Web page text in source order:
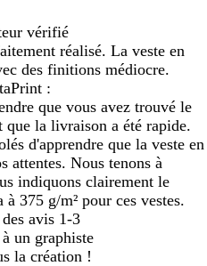
vérifié
réalisé. La veste en
des finitions médiocre.
:
que vous avez trouvé le
la livraison a été rapide.
d'apprendre que la veste en
attentes. Nous tenons à
indiquons clairement le
375 g/m² pour ces vestes.
avis 1-3
un graphiste
la création !